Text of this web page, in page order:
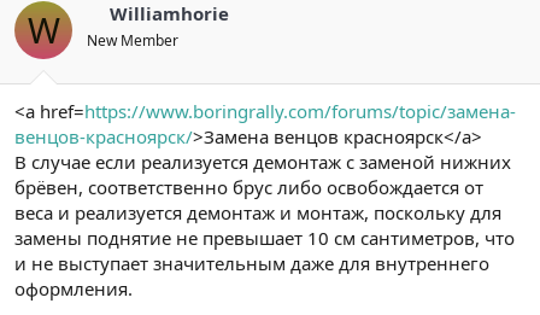
W Williamhorie
New Member
<a href=https://www.boringrally.com/forums/topic/замена-
венцов-красноярск/>Замена венцов красноярск</a>
В случае если реализуется демонтаж с заменой нижних
брёвен, соответственно брус либо освобождается от
веса и реализуется демонтаж и монтаж, поскольку для
замены поднятие не превышает 10 см сантиметров, что
и не выступает значительным даже для внутреннего
оформления.